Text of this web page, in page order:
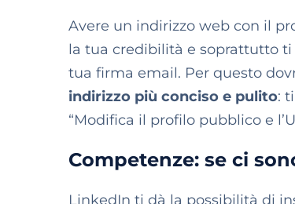
Avere un indirizzo web con il
la tua credibilità e soprattutto ti
tua firma email. Per questo
indirizzo più conciso e pulito:
“Modifica il profilo pubblico e
Competenze: se ci
LinkedIn ti dà la possibilità di